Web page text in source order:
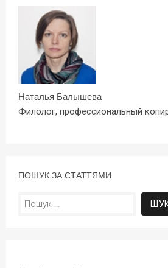
Наталья Балышева
Филолог, профессиональный
ПОШУК ЗА СТАТТЯМИ
Пошук: